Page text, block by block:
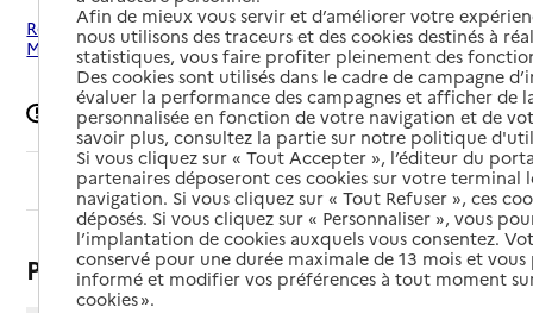
Rechercher les établissements autour de Chevresis-
Monceau
Signaler une erreur
Sommaire
Présentation
Afin de mieux vous servir et d’améliorer votre
nous utilisons des traceurs et des cookies destinés à
statistiques, vous faire profiter pleinement des
Des cookies sont utilisés dans le cadre de campagne
évaluer la performance des campagnes et afficher de
personnalisée en fonction de votre navigation et de
savoir plus, consultez la partie sur notre politique
Si vous cliquez sur « Tout Accepter », l’éditeur du
partenaires déposeront ces cookies sur votre terminal
navigation. Si vous cliquez sur « Tout Refuser », ces
déposés. Si vous cliquez sur « Personnaliser », vous
l’implantation de cookies auxquels vous consentez.
conservé pour une durée maximale de 13 mois et
informé et modifier vos préférences à tout moment
cookies ».